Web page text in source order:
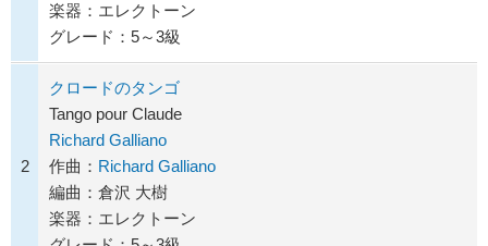
楽器：エレクトーン
グレード：5～3級
2
クロードのタンゴ
Tango pour Claude
Richard Galliano
作曲： Richard Galliano
編曲：倉沢 大樹
楽器：エレクトーン